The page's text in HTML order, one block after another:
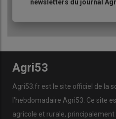
newsletters du journal
Agri53
Agri53.fr est le site officiel de la
l’hebdomadaire Agri53. Ce site
agricole et rurale,